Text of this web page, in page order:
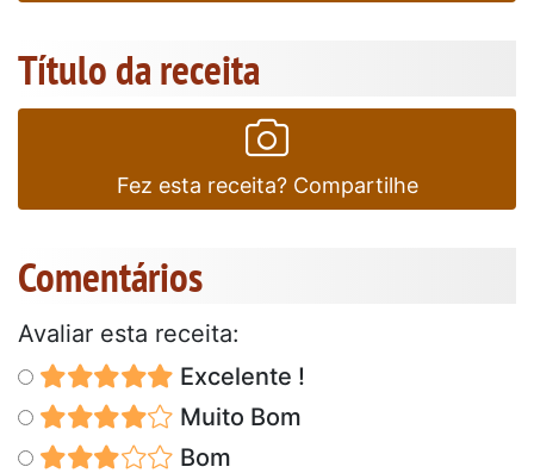
Título da receita
Fez esta receita? Compartilhe
Comentários
Avaliar esta receita:
Excelente !
Muito Bom
Bom